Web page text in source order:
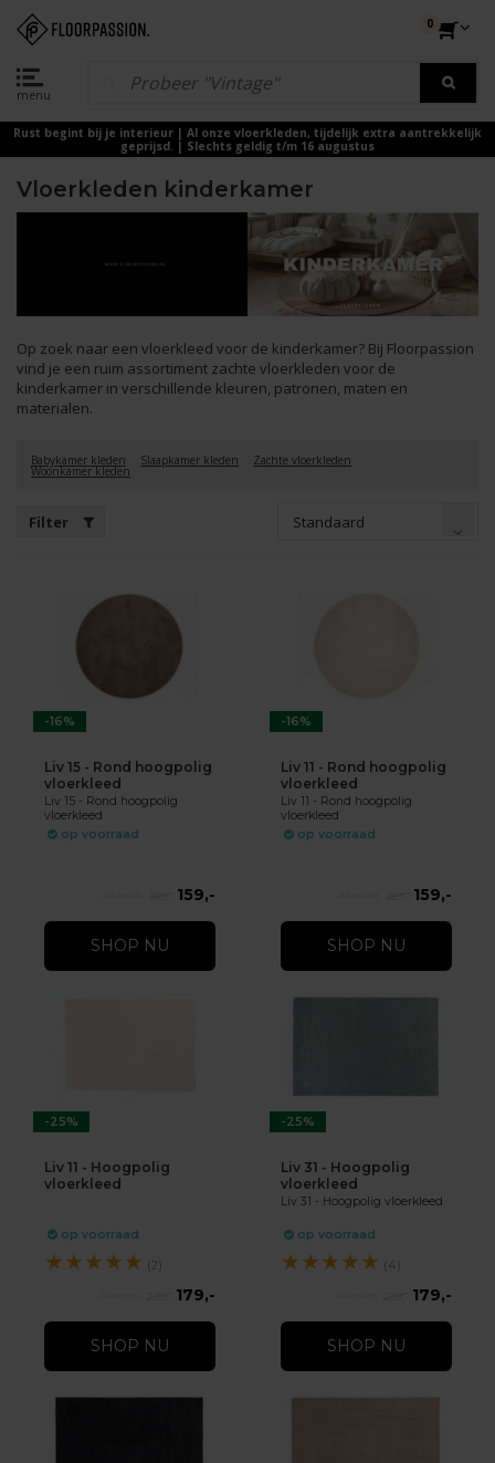
menu
0
Rust begint bij je interieur | Al onze vloerkleden, tijdelijk extra aantrekkelijk
geprijsd. | Slechts geldig t/m 16 augustus
Vloerkleden kinderkamer
Op zoek naar een vloerkleed voor de kinderkamer? Bij Floorpassion
vind je een ruim assortiment zachte vloerkleden voor de
kinderkamer in verschillende kleuren, patronen, maten en
materialen.
Babykamer kleden Slaapkamer kleden Zachte vloerkleden
Woonkamer kleden
Filter Standaard
-16%
Liv 15 - Rond hoogpolig
vloerkleed
Liv 15 - Rond hoogpolig
vloerkleed
op voorraad
159,-
SHOP NU
-16%
Liv 11 - Rond hoogpolig
vloerkleed
Liv 11 - Rond hoogpolig
vloerkleed
op voorraad
159,-
SHOP NU
-25%
Liv 11 - Hoogpolig
vloerkleed
op voorraad
★★★★★ (2)
179,-
SHOP NU
-25%
Liv 31 - Hoogpolig
vloerkleed
Liv 31 - Hoogpolig vloerkleed
op voorraad
★★★★★ (4)
179,-
SHOP NU